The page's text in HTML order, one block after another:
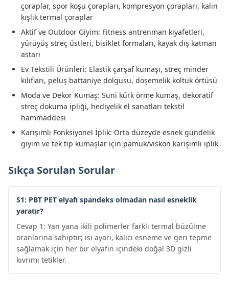
çoraplar, spor koşu çorapları, kompresyon çorapları, kalın
kışlık termal çoraplar
Aktif ve Outdoor Giyim: Fitness antrenman kıyafetleri,
yürüyüş streç üstleri, bisiklet formaları, kayak dış katman
astarı
Ev Tekstili Ürünleri: Elastik çarşaf kumaşı, streç minder
kılıfları, peluş battaniye dolgusu, döşemelik koltuk örtüsü
Moda ve Dekor Kumaş: Suni kürk örme kumaş, dekoratif
streç dokuma ipliği, hediyelik el sanatları tekstil
hammaddesi
Karışımlı Fonksiyonel İplik: Orta düzeyde esnek gündelik
giyim ve tek tip kumaşlar için pamuk/viskon karışımlı iplik
Sıkça Sorulan Sorular
S1: PBT PET elyafı spandeks olmadan nasıl esneklik
yaratır?
Cevap 1: Yan yana ikili polimerler farklı termal büzülme
oranlarına sahiptir; ısı ayarı, kalıcı esneme ve geri tepme
sağlamak için her bir elyafın içindeki doğal 3D gizli
kıvrımı tetikler.